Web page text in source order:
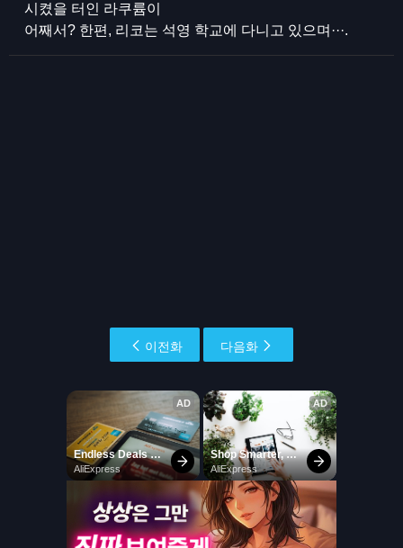
시켰을 터인 라쿠륨이
어째서? 한편, 리코는 석영 학교에 다니고 있으며···.
이전화 다음화